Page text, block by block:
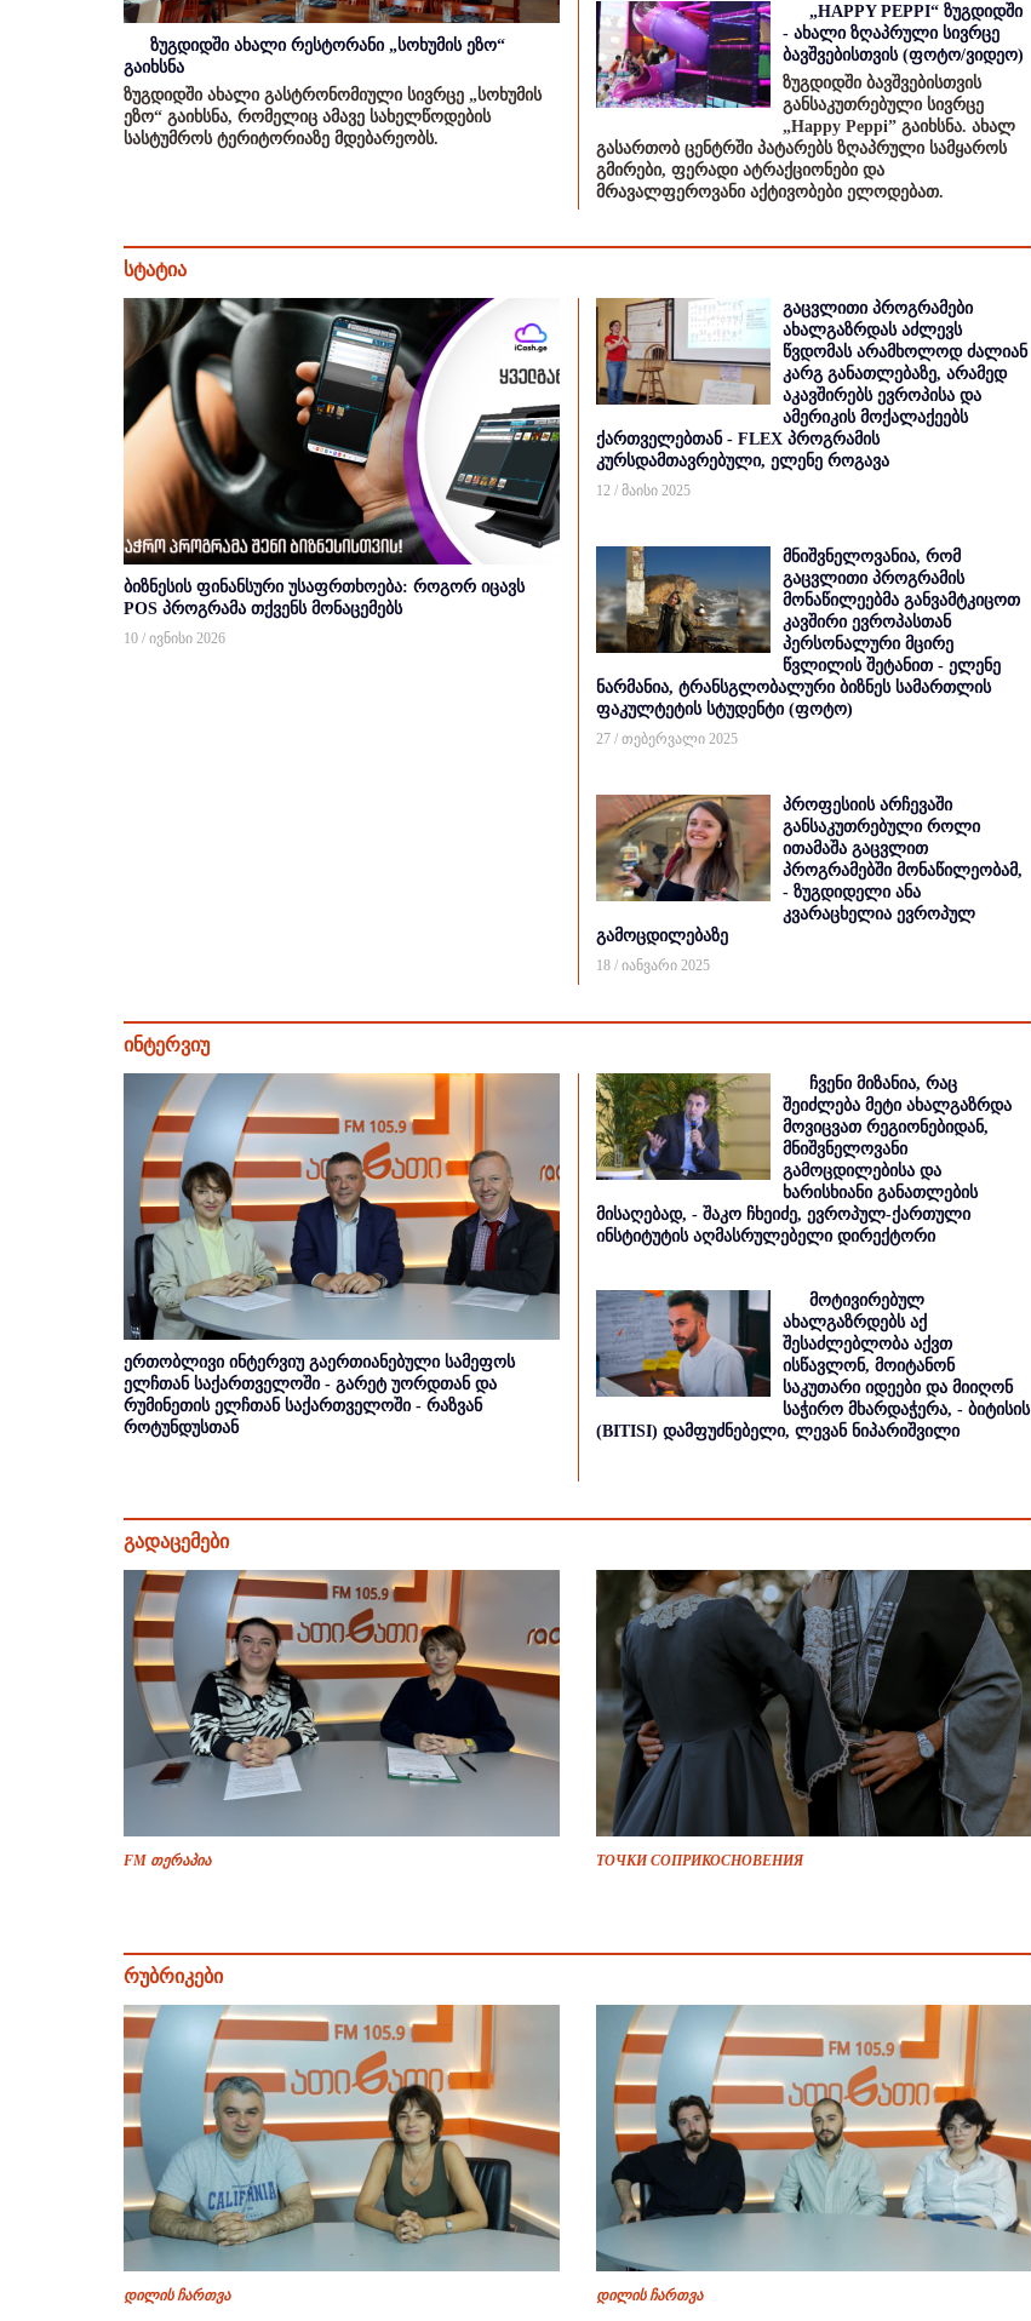
ზუგდიდში ახალი რესტორანი „სოხუმის ეზო“
გაიხსნა
ზუგდიდში ახალი გასტრონომიული სივრცე „სოხუმის
ეზო“ გაიხსნა, რომელიც ამავე სახელწოდების
სასტუმროს ტერიტორიაზე მდებარეობს.
„HAPPY PEPPI“ ზუგდიდში
- ახალი ზღაპრული სივრცე
ბავშვებისთვის (ფოტო/ვიდეო)
ზუგდიდში ბავშვებისთვის
განსაკუთრებული სივრცე
„Happy Peppi” გაიხსნა. ახალ
გასართობ ცენტრში პატარებს ზღაპრული სამყაროს
გმირები, ფერადი ატრაქციონები და
მრავალფეროვანი აქტივობები ელოდებათ.
სტატია
ბიზნესის ფინანსური უსაფრთხოება: როგორ იცავს
POS პროგრამა თქვენს მონაცემებს
10 / ივნისი 2026
გაცვლითი პროგრამები
ახალგაზრდას აძლევს
წვდომას არამხოლოდ ძალიან
კარგ განათლებაზე, არამედ
აკავშირებს ევროპისა და
ამერიკის მოქალაქეებს
ქართველებთან - FLEX პროგრამის
კურსდამთავრებული, ელენე როგავა
12 / მაისი 2025
მნიშვნელოვანია, რომ
გაცვლითი პროგრამის
მონაწილეებმა განვამტკიცოთ
კავშირი ევროპასთან
პერსონალური მცირე
წვლილის შეტანით - ელენე
ნარმანია, ტრანსგლობალური ბიზნეს სამართლის
ფაკულტეტის სტუდენტი (ფოტო)
27 / თებერვალი 2025
პროფესიის არჩევაში
განსაკუთრებული როლი
ითამაშა გაცვლით
პროგრამებში მონაწილეობამ,
- ზუგდიდელი ანა
კვარაცხელია ევროპულ
გამოცდილებაზე
18 / იანვარი 2025
ინტერვიუ
ერთობლივი ინტერვიუ გაერთიანებული სამეფოს
ელჩთან საქართველოში - გარეტ უორდთან და
რუმინეთის ელჩთან საქართველოში - რაზვან
როტუნდუსთან
ჩვენი მიზანია, რაც
შეიძლება მეტი ახალგაზრდა
მოვიცვათ რეგიონებიდან,
მნიშვნელოვანი
გამოცდილებისა და
ხარისხიანი განათლების
მისაღებად, - შაკო ჩხეიძე, ევროპულ-ქართული
ინსტიტუტის აღმასრულებელი დირექტორი
მოტივირებულ
ახალგაზრდებს აქ
შესაძლებლობა აქვთ
ისწავლონ, მოიტანონ
საკუთარი იდეები და მიიღონ
საჭირო მხარდაჭერა, - ბიტისის
(BITISI) დამფუძნებელი, ლევან ნიპარიშვილი
გადაცემები
FM თერაპია ТОЧКИ СОПРИКОСНОВЕНИЯ
რუბრიკები
დილის ჩართვა დილის ჩართვა